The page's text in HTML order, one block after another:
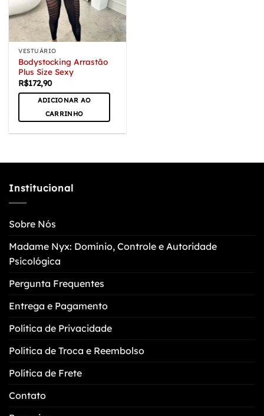
VESTUÁRIO
Bodystocking Arrastão
Plus Size Sexy
R$172,90
ADICIONAR AO
CARRINHO
Institucional
Sobre Nós
Madame Nyx: Domínio, Controle e Autoridade
Psicológica
Pergunta Frequentes
Entrega e Pagamento
Política de Privacidade
Política de Troca e Reembolso
Política de Frete
Contato